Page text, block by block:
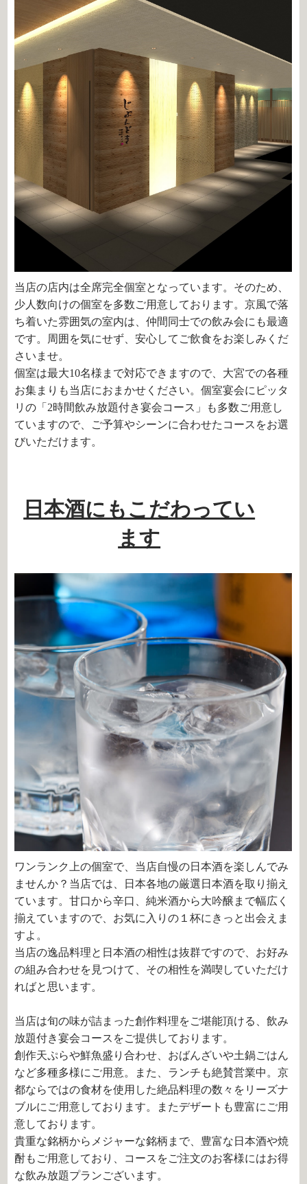
当店の店内は全席完全個室となっています。そのため、
少人数向けの個室を多数ご用意しております。京風で落
ち着いた雰囲気の室内は、仲間同士での飲み会にも最適
です。周囲を気にせず、安心してご飲食をお楽しみくだ
さいませ。
個室は最大10名様まで対応できますので、大宮での各種
お集まりも当店におまかせください。個室宴会にピッタ
リの「2時間飲み放題付き宴会コース」も多数ご用意し
ていますので、ご予算やシーンに合わせたコースをお選
びいただけます。
日本酒にもこだわってい
ます
ワンランク上の個室で、当店自慢の日本酒を楽しんでみ
ませんか？当店では、日本各地の厳選日本酒を取り揃え
ています。甘口から辛口、純米酒から大吟醸まで幅広く
揃えていますので、お気に入りの１杯にきっと出会えま
すよ。
当店の逸品料理と日本酒の相性は抜群ですので、お好み
の組み合わせを見つけて、その相性を満喫していただけ
ればと思います。
当店は旬の味が詰まった創作料理をご堪能頂ける、飲み
放題付き宴会コースをご提供しております。
創作天ぷらや鮮魚盛り合わせ、おばんざいや土鍋ごはん
など多種多様にご用意。また、ランチも絶賛営業中。京
都ならではの食材を使用した絶品料理の数々をリーズナ
ブルにご用意しております。またデザートも豊富にご用
意しております。
貴重な銘柄からメジャーな銘柄まで、豊富な日本酒や焼
酎もご用意しており、コースをご注文のお客様にはお得
な飲み放題プランございます。